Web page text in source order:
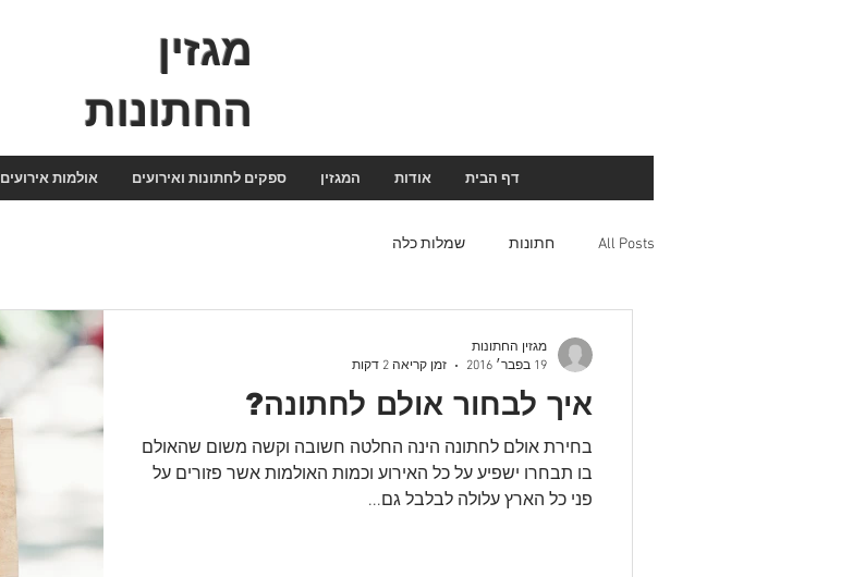
מגזין
החתונות
דף הבית אודות המגזין ספקים לחתונות ואירועים אולמות אירועים
All Posts חתונות שמלות כלה
איך לבחור אולם לחתונה?
בחירת אולם לחתונה הינה החלטה חשובה וקשה משום שהאולם
בו תבחרו ישפיע על כל האירוע וכמות האולמות אשר פזורים על
פני כל הארץ עלולה לבלבל גם...
מגזין החתונות
19 בפבר׳ 2016
זמן קריאה 2 דקות